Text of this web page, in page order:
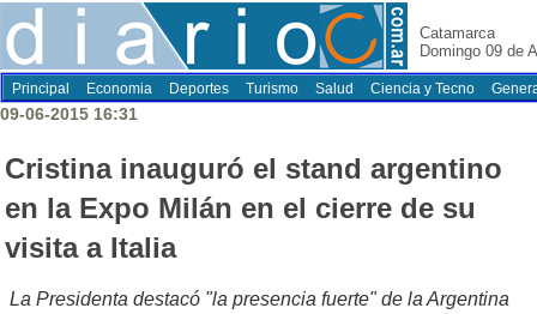
Catamarca
Domingo 09 de
Principal Economia Deportes Turismo Salud Ciencia y Tecno
09-06-2015 16:31
Cristina inauguró el stand argentino
en la Expo Milán en el cierre de su
visita a Italia
La Presidenta destacó "la presencia fuerte" de la Argentina